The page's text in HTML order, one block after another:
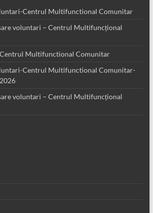
Centrul Multifunctional Comunitar
voluntari – Centrul Multifuncțional
Multifunctional Comunitar
Centrul Multifunctional Comunitar-
voluntari – Centrul Multifuncțional